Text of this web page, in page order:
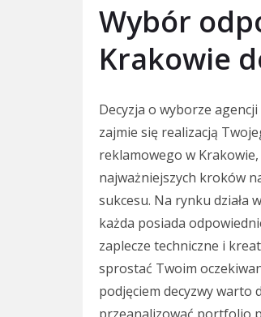
Wybór
Krakowie
Decyzja o wyborze
zajmie się realizacją
reklamowego w
najważniejszych kroków
sukcesu. Na rynku działa
każda posiada
zaplecze techniczne i
sprostać Twoim
podjęciem decyzwy warto